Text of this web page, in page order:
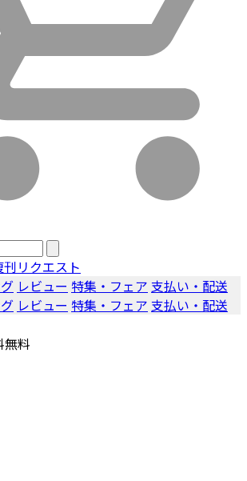
刊リクエスト
レビュー 特集・フェア 支払い・配送
レビュー 特集・フェア 支払い・配送
無料